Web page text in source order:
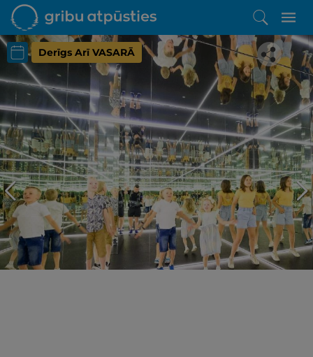
Derīgs Arī VASARĀ
Iepatikās šis piedāvājums?
Līdz brīnišķīgai atpūtai atlikuši tikai daži soļi
PĒRKU